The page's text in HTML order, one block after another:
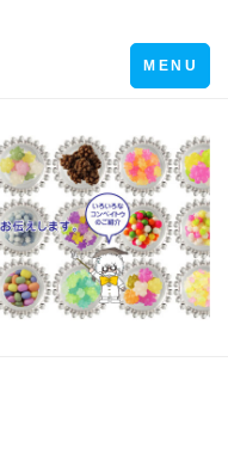
Toggle
navigation
MENU